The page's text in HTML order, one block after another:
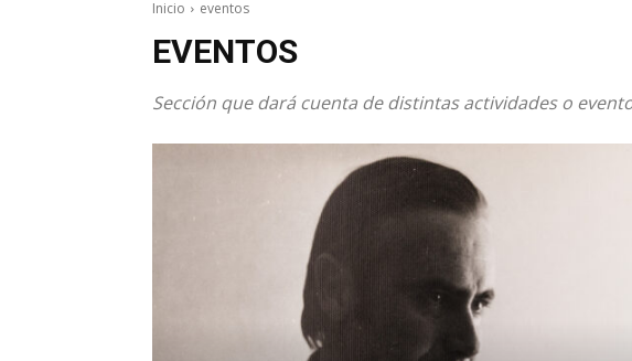
Inicio eventos
EVENTOS
Sección que dará cuenta de distintas actividades o